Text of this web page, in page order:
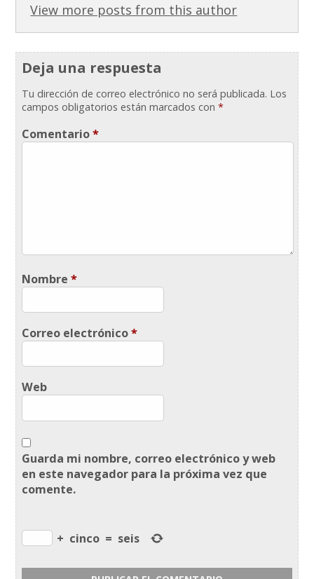
View more posts from this author
Deja una respuesta
Tu dirección de correo electrónico no será publicada. Los
campos obligatorios están marcados con*
Comentario*
Nombre*
Correo electrónico*
Web
Guarda mi nombre, correo electrónico y web
en este navegador para la próxima vez que
comente.
+ cinco = seis